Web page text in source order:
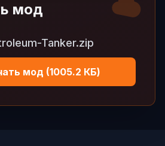
мод
Tanker.zip
мод (1005.2 КБ)